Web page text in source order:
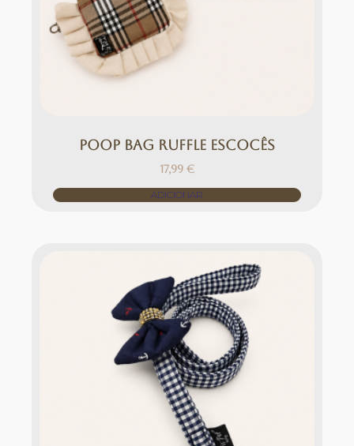
Poop Bag Ruffle Escocês
17,99 €
ADICIONAR